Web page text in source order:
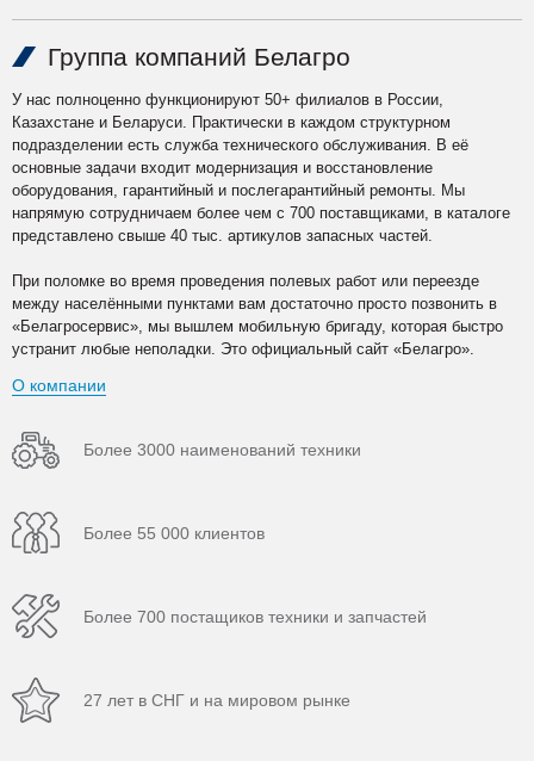
Группа компаний Белагро
У нас полноценно функционируют 50+ филиалов в России,
Казахстане и Беларуси. Практически в каждом структурном
подразделении есть служба технического обслуживания. В её
основные задачи входит модернизация и восстановление
оборудования, гарантийный и послегарантийный ремонты. Мы
напрямую сотрудничаем более чем с 700 поставщиками, в каталоге
представлено свыше 40 тыс. артикулов запасных частей.
При поломке во время проведения полевых работ или переезде
между населёнными пунктами вам достаточно просто позвонить в
«Белагросервис», мы вышлем мобильную бригаду, которая быстро
устранит любые неполадки. Это официальный сайт «Белагро».
О компании
Более 3000 наименований техники
Более 55 000 клиентов
Более 700 постащиков техники и запчастей
27 лет в СНГ и на мировом рынке